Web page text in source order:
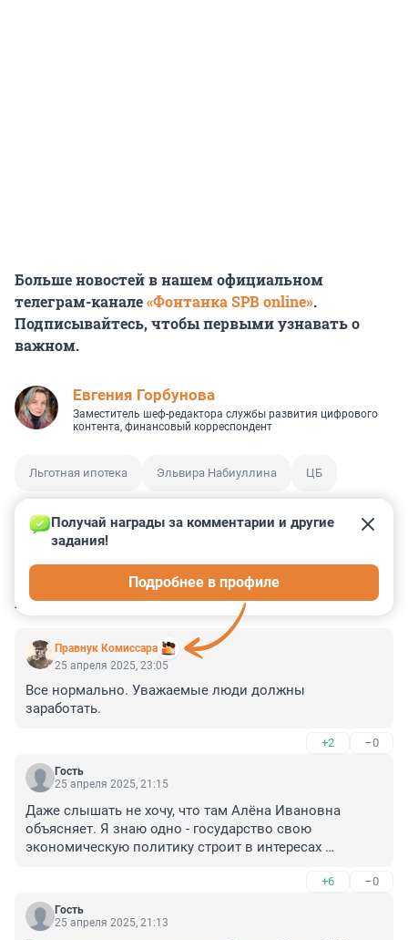
Больше новостей в нашем официальном
телеграм-канале«Фонтанка SPB online».
Подписывайтесь, чтобы первыми узнавать о
важном.
Евгения Горбунова
Заместитель шеф-редактора службы развития цифрового
контента, финансовый корреспондент
Льготная ипотека Эльвира Набиуллина ЦБ
КОММЕНТАРИИ 14
Правнук Комиссара
Получай награды за комментарии и другие
задания!
Подробнее в профиле
25 апреля 2025, 23:05
Все нормально. Уважаемые люди должны
заработать.
+2 –0
Гость
25 апреля 2025, 21:15
Даже слышать не хочу, что там Алёна Ивановна
объясняет. Я знаю одно - государство свою
экономическую политику строит в интересах
+6 –0
Гость
25 апреля 2025, 21:13